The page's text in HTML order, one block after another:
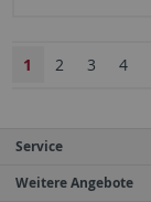
1 2 3 4
Service
Weitere Angebote